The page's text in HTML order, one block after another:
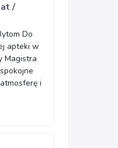
/
Do
apteki w
Magistra
i